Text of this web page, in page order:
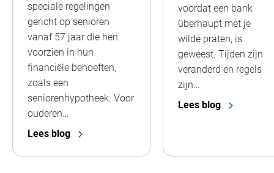
speciale regelingen
gericht op senioren
vanaf 57 jaar die hen
voorzien in hun
financiële behoeften,
zoals een
seniorenhypotheek. Voor
ouderen…
Lees blog
voordat een bank
überhaupt met je
wilde praten, is
geweest. Tijden zijn
veranderd en regels
zijn…
Lees blog